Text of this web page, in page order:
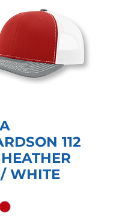
112
WHITE